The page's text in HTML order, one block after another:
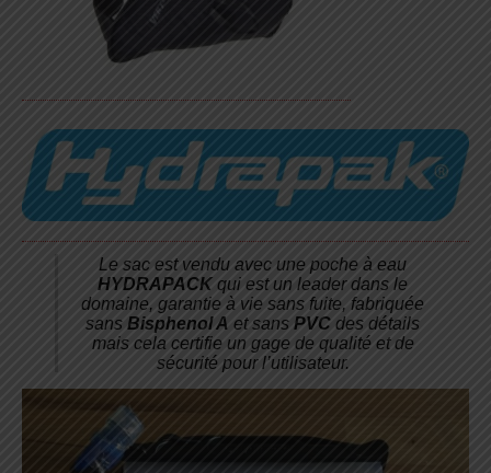
Le sac est vendu avec une poche à eau
HYDRAPACK qui est un leader dans le
domaine, garantie à vie sans fuite, fabriquée
sans Bisphenol A et sans PVC des détails
mais cela certifie un gage de qualité et de
sécurité pour l’utilisateur.